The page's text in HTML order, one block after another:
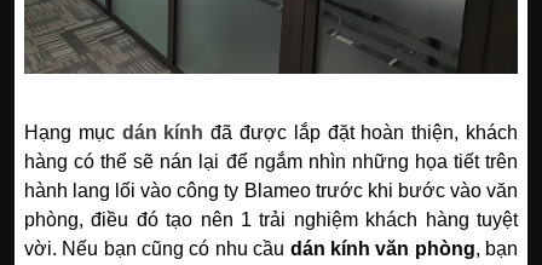
Hạng mục dán kính đã được lắp đặt hoàn thiện, khách
hàng có thể sẽ nán lại để ngắm nhìn những họa tiết trên
hành lang lối vào công ty Blameo trước khi bước vào văn
phòng, điều đó tạo nên 1 trải nghiệm khách hàng tuyệt
vời. Nếu bạn cũng có nhu cầu dán kính văn phòng, bạn